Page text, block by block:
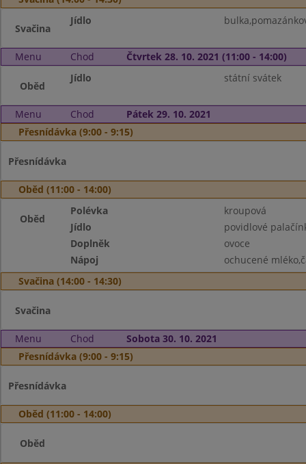
Svačina
Jídlo
Menu Chod Čtvrtek 28. 10. 2021 (11:00 - 14:00)
Oběd
Jídlo státní svátek
Menu Chod
Pátek 29. 10. 2021
Přesnídávka (9:00 - 9:15)
Přesnídávka
Oběd (11:00 - 14:00)
Oběd
Polévka
kroupová
Jídlo
povidlové
Doplněk
ovoce
Nápoj
ochucené
Svačina (14:00 - 14:30)
Svačina
Menu Chod
Sobota 30. 10. 2021
Přesnídávka (9:00 - 9:15)
Přesnídávka
Oběd (11:00 - 14:00)
Oběd